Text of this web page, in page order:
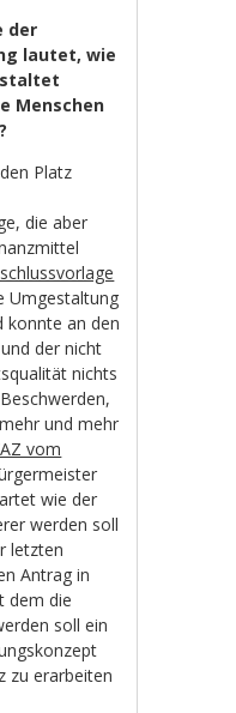
der
lautet, wie
Menschen
Platz
die aber
Umgestaltung
konnte an den
der nicht
nichts
und mehr
vom
wie der
werden soll
letzten
Antrag in
dem die
soll ein
zu erarbeiten